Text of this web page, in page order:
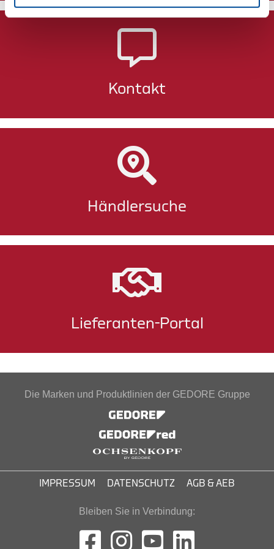
Kontakt
Händlersuche
Lieferanten-Portal
Die Marken und Produktlinien der GEDORE Gruppe
IMPRESSUM DATENSCHUTZ AGB & AEB
Bleiben Sie in Verbindung: